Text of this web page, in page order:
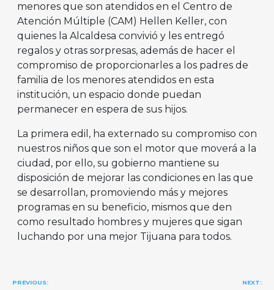
menores que son atendidos en el Centro de
Atención Múltiple (CAM) Hellen Keller, con
quienes la Alcaldesa convivió y les entregó
regalos y otras sorpresas, además de hacer el
compromiso de proporcionarles a los padres de
familia de los menores atendidos en esta
institución, un espacio donde puedan
permanecer en espera de sus hijos.
La primera edil, ha externado su compromiso con
nuestros niños que son el motor que moverá a la
ciudad, por ello, su gobierno mantiene su
disposición de mejorar las condiciones en las que
se desarrollan, promoviendo más y mejores
programas en su beneficio, mismos que den
como resultado hombres y mujeres que sigan
luchando por una mejor Tijuana para todos.
Navegación
PREVIOUS: NEXT: